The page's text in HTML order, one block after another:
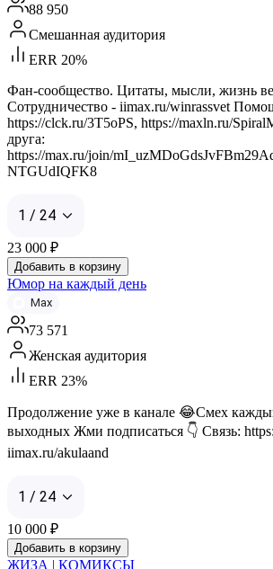
88 950
Смешанная аудитория
ERR 20%
Фан-сообщество. Цитаты, мысли, жизнь
Сотрудничество - iimax.ru/winrassvet
https://clck.ru/3T5oPS, https://maxln.ru/
друга:
https://max.ru/join/
NTGUdIQFK8
1 / 24
23 000 ₽
Добавить в корзину
Юмор на каждый день
Max
73 571
Женская аудитория
ERR 23%
Продолжение уже в канале 😂Смех
выходных Жми подписаться 👇 Связь:
iimax.ru/akulaand
1 / 24
10 000 ₽
Добавить в корзину
ЖИЗА | КОМИКСЫ